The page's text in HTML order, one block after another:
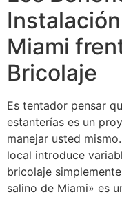
Miami
Bricolaje
Es tentador pensar
estanterías es un
manejar usted
local introduce
bricolaje
salino de Miami» es